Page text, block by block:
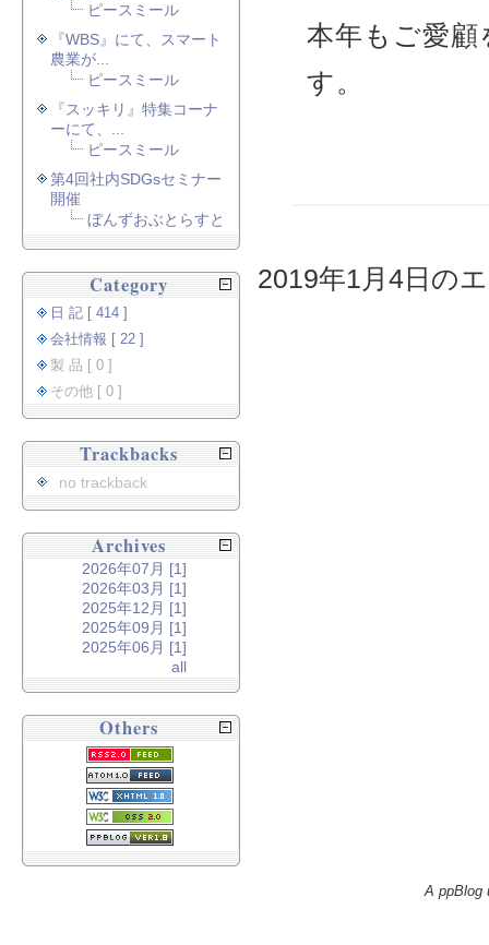
本年もご愛
す。
2019年1月4日の
ピースミール
『WBS』にて、スマート
農業が...
ピースミール
『スッキリ』特集コーナ
ーにて、...
ピースミール
第4回社内SDGsセミナー
開催
ぼんずおぶとらすと
Category
日 記 [ 414 ]
会社情報 [ 22 ]
製 品 [ 0 ]
その他 [ 0 ]
Trackbacks
no trackback
Archives
2026年07月 [1]
2026年03月 [1]
2025年12月 [1]
2025年09月 [1]
2025年06月 [1]
all
Others
A ppBlog